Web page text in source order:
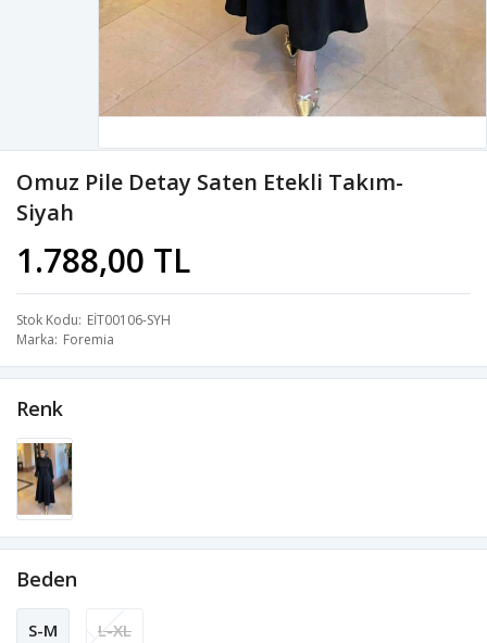
Omuz Pile Detay Saten Etekli Takım-
Siyah
1.788,00 TL
Stok Kodu EİT00106-SYH
Marka Foremia
Renk
Beden
S-M L-XL